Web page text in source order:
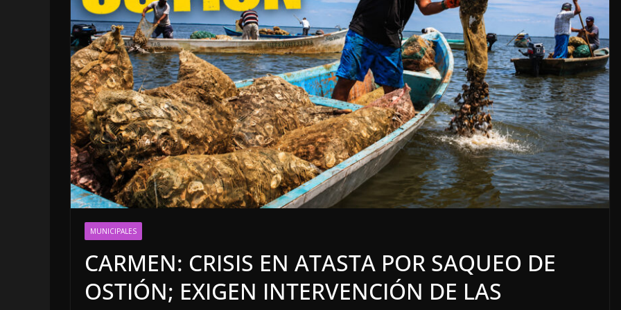
MUNICIPALES
CARMEN: CRISIS EN ATASTA POR SAQUEO DE
OSTIÓN; EXIGEN INTERVENCIÓN DE LAS
LOCALES OPINIÓN
5 agosto, 2026
LOCALES OPINIÓN
6 agosto, 2026